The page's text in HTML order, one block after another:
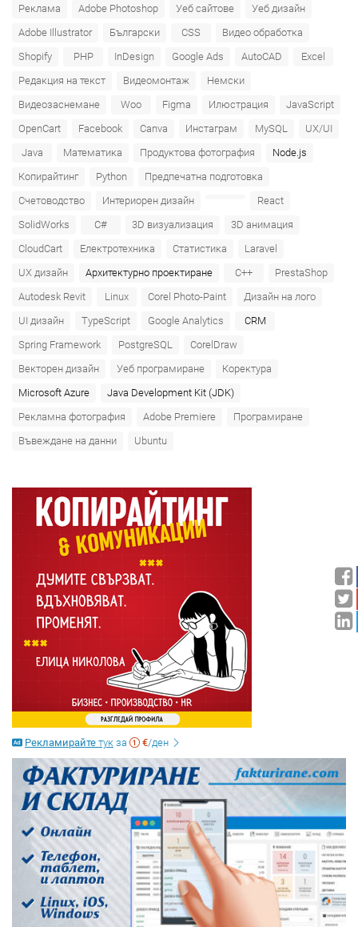
Реклама
Adobe Photoshop Уеб сайтове
Уеб дизайн
Adobe Illustrator
Български CSS
Видео обработка
Shopify
PHP InDesign Google Ads AutoCAD
Excel
Редакция на текст
Видеомонтаж
Немски
Видеозаснемане
Woo Figma Илюстрация
JavaScript
OpenCart
Facebook Canva Инстаграм MySQL
UX/UI
Java
Математика Продуктова фотография
Node.js
Копирайтинг
Python
Предпечатна подготовка
Счетоводство
Интериорен дизайн
React
SolidWorks
C# 3D визуализация
3D анимация
CloudCart
Електротехника Статистика
Laravel
UX дизайн
Архитектурно проектиране C++
PrestaShop
Autodesk Revit
Linux Corel Photo-Paint
Дизайн на лого
UI дизайн
TypeScript Google Analytics
CRM
Spring Framework
PostgreSQL
CorelDraw
Векторен дизайн
Уеб програмиране
Коректура
Microsoft Azure‎
Java Development Kit (JDK)
Рекламна фотография
Adobe Premiere
Програмиране
Въвеждане на данни
Ubuntu
Рекламирайте тук за €/ден